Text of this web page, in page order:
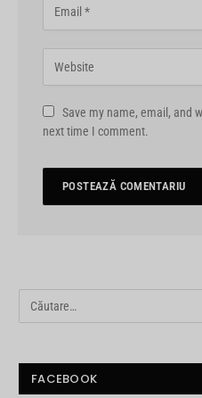
Save my name, email, and
next time I comment.
FACEBOOK